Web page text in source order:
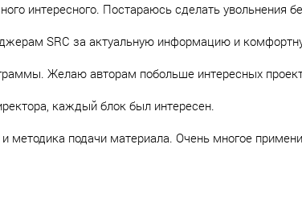
интересного. Постараюсь сделать увольнения
SRC за актуальную информацию и
Желаю авторам побольше интересных
каждый блок был интересен.
методика подачи материала. Очень многое